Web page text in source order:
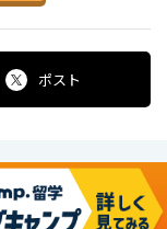
ポスト